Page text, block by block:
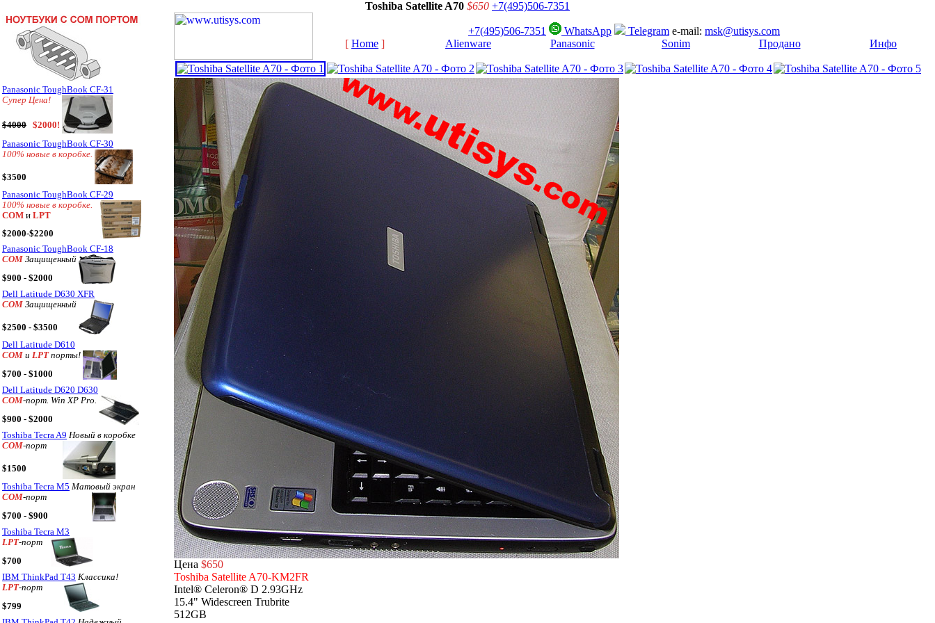
Toshiba Satellite A70 $650 +7(495)506-7351
Panasonic ToughBook CF-31
Супер Цена!
$4000
$2000!
Panasonic ToughBook CF-30
100% новые в коробке.
$3500
Panasonic ToughBook CF-29
100% новые в коробке.
COM и LPT
$2000-$2200
Panasonic ToughBook CF-18
COM Защищенный
$900 - $2000
Dell Latitude D630 XFR
COM Защищенный
$2500 - $3500
Dell Latitude D610
COM и LPTпорты!
$700 - $1000
Dell Latitude D620 D630
COM-порт. Win XP Pro.
$900 - $2000
Toshiba Tecra A9 Новый в коробке
COM-порт
$1500
Toshiba Tecra M5 Матовый экран
COM-порт
$700 - $900
Toshiba Tecra M3
LPT-порт
$700
IBM ThinkPad T43 Классика!
LPT-порт
$799
+7(495)506-7351 WhatsApp Telegram e-mail: msk@utisys.com
[ Home ] Alienware Panasonic Sonim Продано Инфо
Цена $650
Toshiba Satellite A70-KM2FR
Intel® Celeron® D 2.93GHz
15.4" Widescreen Trubrite
512GB